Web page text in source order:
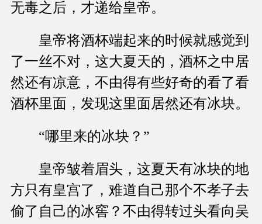
无毒之后，才递给皇帝。
皇帝将酒杯端起来的时候就感觉到
了一丝不对，这大夏天的，酒杯之中居
然还有凉意，不由得有些好奇的看了看
酒杯里面，发现这里面居然还有冰块。
“哪里来的冰块？”
皇帝皱着眉头，这夏天有冰块的地
方只有皇宫了，难道自己那个不孝子去
偷了自己的冰窖？不由得转过头看向吴